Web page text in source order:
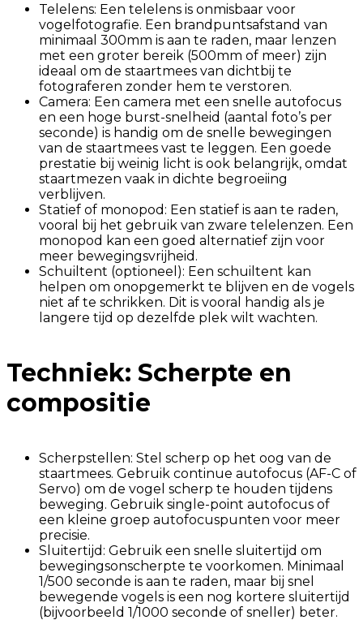
Telelens: Een telelens is onmisbaar voor
vogelfotografie. Een brandpuntsafstand van
minimaal 300mm is aan te raden, maar lenzen
met een groter bereik (500mm of meer) zijn
ideaal om de staartmees van dichtbij te
fotograferen zonder hem te verstoren.
Camera: Een camera met een snelle autofocus
en een hoge burst-snelheid (aantal foto’s per
seconde) is handig om de snelle bewegingen
van de staartmees vast te leggen. Een goede
prestatie bij weinig licht is ook belangrijk, omdat
staartmezen vaak in dichte begroeiing
verblijven.
Statief of monopod: Een statief is aan te raden,
vooral bij het gebruik van zware telelenzen. Een
monopod kan een goed alternatief zijn voor
meer bewegingsvrijheid.
Schuiltent (optioneel): Een schuiltent kan
helpen om onopgemerkt te blijven en de vogels
niet af te schrikken. Dit is vooral handig als je
langere tijd op dezelfde plek wilt wachten.
Techniek: Scherpte en
compositie
Scherpstellen: Stel scherp op het oog van de
staartmees. Gebruik continue autofocus (AF-C of
Servo) om de vogel scherp te houden tijdens
beweging. Gebruik single-point autofocus of
een kleine groep autofocuspunten voor meer
precisie.
Sluitertijd: Gebruik een snelle sluitertijd om
bewegingsonscherpte te voorkomen. Minimaal
1/500 seconde is aan te raden, maar bij snel
bewegende vogels is een nog kortere sluitertijd
(bijvoorbeeld 1/1000 seconde of sneller) beter.